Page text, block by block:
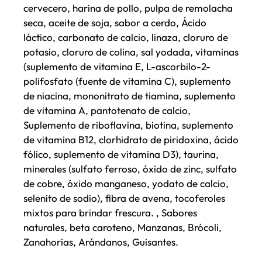
cervecero, harina de pollo, pulpa de remolacha
seca, aceite de soja, sabor a cerdo, Ácido
láctico, carbonato de calcio, linaza, cloruro de
potasio, cloruro de colina, sal yodada, vitaminas
(suplemento de vitamina E, L-ascorbilo-2-
polifosfato (fuente de vitamina C), suplemento
de niacina, mononitrato de tiamina, suplemento
de vitamina A, pantotenato de calcio,
Suplemento de riboflavina, biotina, suplemento
de vitamina B12, clorhidrato de piridoxina, ácido
fólico, suplemento de vitamina D3), taurina,
minerales (sulfato ferroso, óxido de zinc, sulfato
de cobre, óxido manganeso, yodato de calcio,
selenito de sodio), fibra de avena, tocoferoles
mixtos para brindar frescura. , Sabores
naturales, beta caroteno, Manzanas, Brócoli,
Zanahorias, Arándanos, Guisantes.